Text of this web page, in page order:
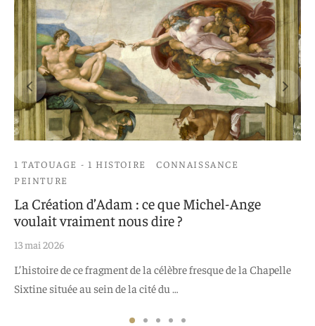
1 TATOUAGE - 1 HISTOIRE
CONNAISSANCE
PEINTURE
La Création d’Adam : ce que Michel-Ange
voulait vraiment nous dire ?
13 mai 2026
L’histoire de ce fragment de la célèbre fresque de la Chapelle
Sixtine située au sein de la cité du …